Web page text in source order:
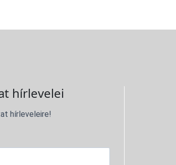
hírlevelei
hírleveleire!